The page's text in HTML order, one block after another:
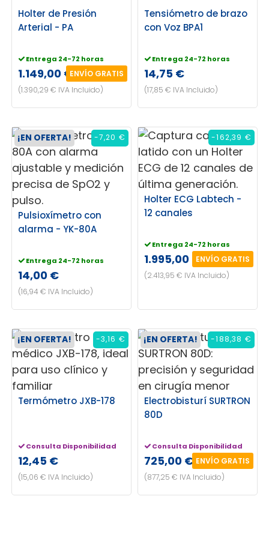
Holter de Presión
Arterial - PA
Entrega 24-72 horas
1.149,00 €ENVÍO GRATIS
(1.390,29 € IVA Incluido)
Tensiómetro de brazo
con Voz BPA1
Entrega 24-72 horas
14,75 €
(17,85 € IVA Incluido)
Pulsioxímetro con
alarma - YK-80A
Entrega 24-72 horas
14,00 €
(16,94 € IVA Incluido)
¡EN OFERTA! -7,20 €
Holter ECG Labtech -
12 canales
Entrega 24-72 horas
1.995,00 €ENVÍO GRATIS
(2.413,95 € IVA Incluido)
-162,39 €
Termómetro JXB-178
Consulta Disponibilidad
12,45 €
(15,06 € IVA Incluido)
¡EN OFERTA! -3,16 €
Electrobisturí SURTRON
80D
Consulta Disponibilidad
725,00 € ENVÍO GRATIS
(877,25 € IVA Incluido)
¡EN OFERTA! -188,38 €